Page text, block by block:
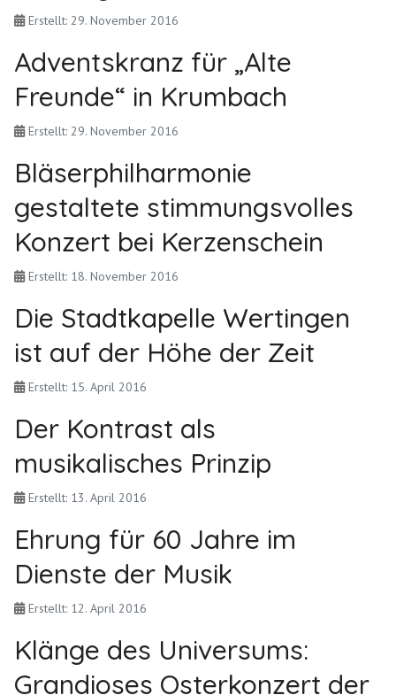
Erstellt: 29. November 2016
Adventskranz für „Alte
Freunde“ in Krumbach
Erstellt: 29. November 2016
Bläserphilharmonie
gestaltete stimmungsvolles
Konzert bei Kerzenschein
Erstellt: 18. November 2016
Die Stadtkapelle Wertingen
ist auf der Höhe der Zeit
Erstellt: 15. April 2016
Der Kontrast als
musikalisches Prinzip
Erstellt: 13. April 2016
Ehrung für 60 Jahre im
Dienste der Musik
Erstellt: 12. April 2016
Klänge des Universums:
Grandioses Osterkonzert der